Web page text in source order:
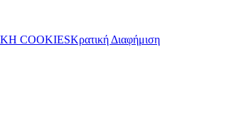
COOKIESΚρατική Διαφήμιση